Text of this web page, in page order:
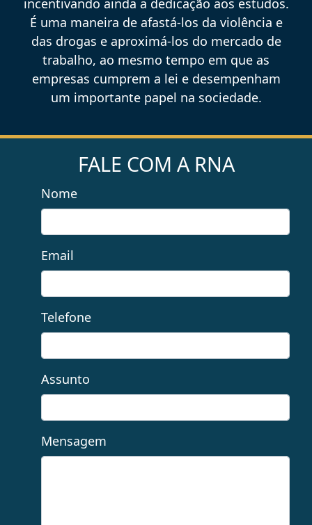
incentivando ainda a dedicação aos estudos.
É uma maneira de afastá-los da violência e
das drogas e aproximá-los do mercado de
trabalho, ao mesmo tempo em que as
empresas cumprem a lei e desempenham
um importante papel na sociedade.
FALE COM A RNA
Nome
Email
Telefone
Assunto
Mensagem